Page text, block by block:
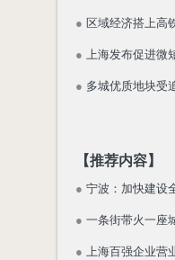
● 区域经济搭上高
● 上海发布促进微
● 多城优质地块受
【推荐内容】
● 宁波：加快建设
● 一条街带火一座
● 上海百强企业营